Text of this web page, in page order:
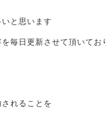
と思います
毎日更新させて頂いてお
れることを